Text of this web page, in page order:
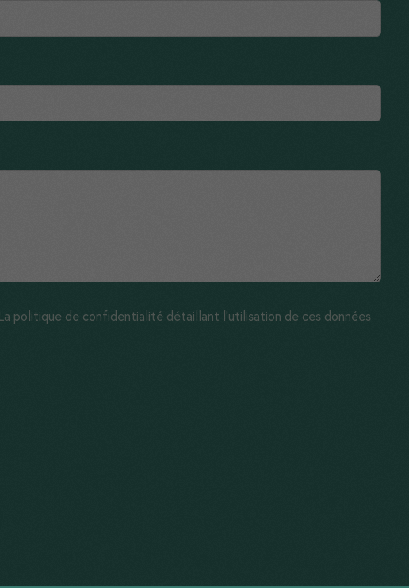
politique de confidentialité détaillant l'utilisation de ces données